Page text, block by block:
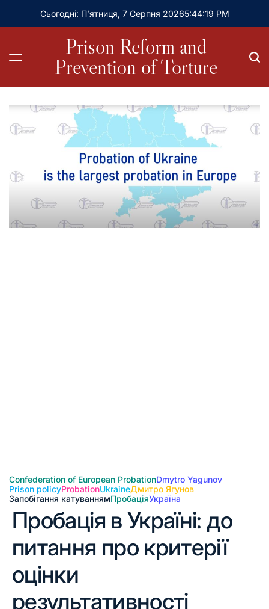
Сьогодні: П’ятниця, 7 Серпня 20265:44:21 PM
Prison Reform and
Prevention of Torture
Confederation of European ProbationDmytro Yagunov
Prison policyProbationUkraineДмитро Ягунов
Запобігання катуваннямПробаціяУкраїна
Пробація в Україні: до
питання про критерії
оцінки
результативності